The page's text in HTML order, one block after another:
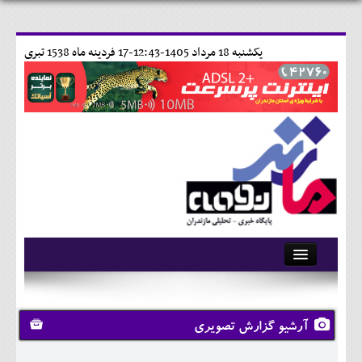
17 فردينه ماه 1538 تبری يکشنبه 18 مرداد 1405-12:43-
آرشیو
تماس با ما
وبلاگ
آرشیو گزارش تصویری